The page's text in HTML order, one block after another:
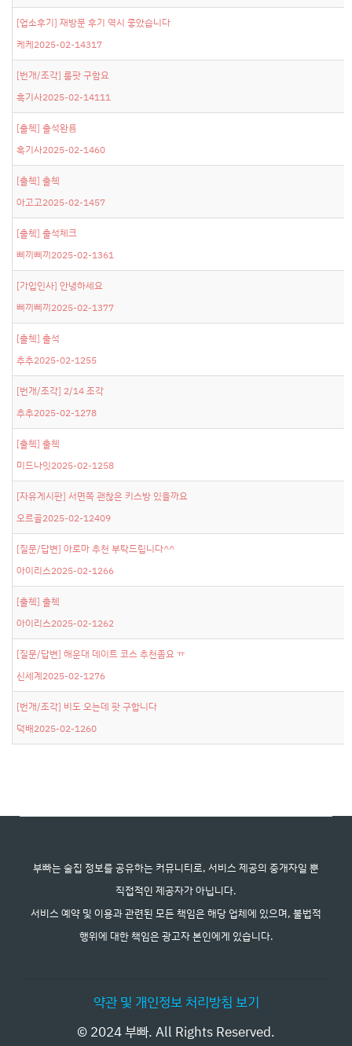
[업소후기] 재방문 후기 역시 좋았습니다
케케2025-02-14317
[번개/조각] 룸팟 구함요
흑기사2025-02-14111
[출첵] 출석완룜
흑기사2025-02-1460
[출첵] 출첵
아고고2025-02-1457
[출첵] 출석체크
삐끼삐끼2025-02-1361
[가입인사] 안녕하세요
삐끼삐끼2025-02-1377
[출첵] 출석
추추2025-02-1255
[번개/조각] 2/14 조각
추추2025-02-1278
[출첵] 출첵
미드나잇2025-02-1258
[자유게시판] 서면쪽 괜찮은 키스방 있을까요
오르골2025-02-12409
[질문/답변] 아로마 추천 부탁드립니다^^
아이리스2025-02-1266
[출첵] 출첵
아이리스2025-02-1262
[질문/답변] 해운대 데이트 코스 추천좀요 ㅠ
신세계2025-02-1276
[번개/조각] 비도 오는데 팟 구합니다
덕배2025-02-1260
부빠는 술집 정보를 공유하는 커뮤니티로, 서비스 제공의 중개자일 뿐
직접적인 제공자가 아닙니다.
서비스 예약 및 이용과 관련된 모든 책임은 해당 업체에 있으며, 불법적
행위에 대한 책임은 광고자 본인에게 있습니다.
약관 및 개인정보 처리방침 보기
© 2024 부빠. All Rights Reserved.